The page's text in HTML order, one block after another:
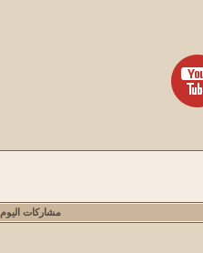
مشاركات اليوم